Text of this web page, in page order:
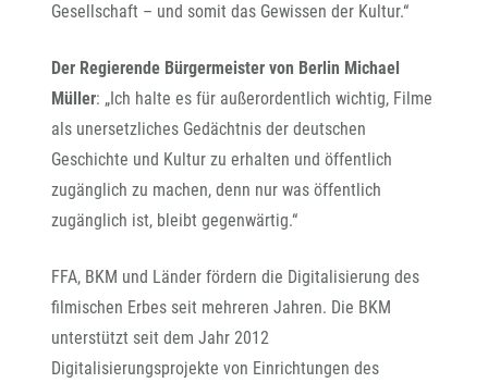
Gesellschaft – und somit das Gewissen der Kultur.“
Der Regierende Bürgermeister von Berlin Michael
Müller: „Ich halte es für außerordentlich wichtig, Filme
als unersetzliches Gedächtnis der deutschen
Geschichte und Kultur zu erhalten und öffentlich
zugänglich zu machen, denn nur was öffentlich
zugänglich ist, bleibt gegenwärtig.“
FFA, BKM und Länder fördern die Digitalisierung des
filmischen Erbes seit mehreren Jahren. Die BKM
unterstützt seit dem Jahr 2012
Digitalisierungsprojekte von Einrichtungen des